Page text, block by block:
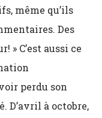
même qu’ils
Des
» C’est aussi ce
perdu son
D’avril à octobre,